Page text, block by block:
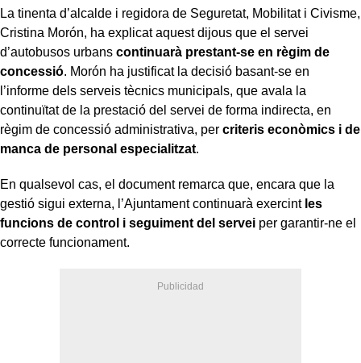
La tinenta d’alcalde i regidora de Seguretat, Mobilitat i Civisme,
Cristina Morón, ha explicat aquest dijous que el servei
d’autobusos urbans continuarà prestant-se en règim de
concessió. Morón ha justificat la decisió basant-se en
l’informe dels serveis tècnics municipals, que avala la
continuïtat de la prestació del servei de forma indirecta, en
règim de concessió administrativa, per criteris econòmics i de
manca de personal especialitzat.
En qualsevol cas, el document remarca que, encara que la
gestió sigui externa, l’Ajuntament continuarà exercint les
funcions de control i seguiment del servei per garantir-ne el
correcte funcionament.